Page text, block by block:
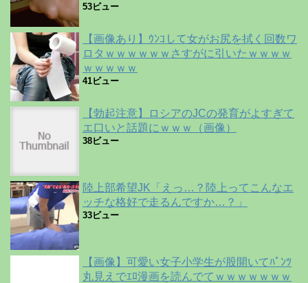
53ビュー
【画像あり】ｳﾝｺして女がお尻を拭く回数ワ
ロタｗｗｗｗｗｗさすがに引いたｗｗｗｗ
ｗｗｗｗｗ
41ビュー
【勃起注意】ロシアのJCの発育がよすぎて
エ口いと話題にｗｗｗ（画像）
38ビュー
陸上部希望JK「えっ…？陸上ってこんなエ
ッチな格好で走るんですか…？」
33ビュー
【画像】可愛い女子小学生が股開いてﾊﾟﾝﾂ
丸見えでｴﾛ漫画を読んでてｗｗｗｗｗｗｗ